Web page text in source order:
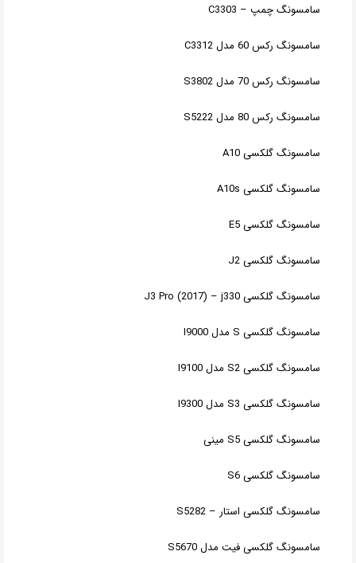
سامسونگ چمپ – C3303
سامسونگ رکس 60 مدل C3312
سامسونگ رکس 70 مدل S3802
سامسونگ رکس 80 مدل S5222
سامسونگ گلکسی A10
سامسونگ گلکسی A10s
سامسونگ گلکسی E5
سامسونگ گلکسی J2
سامسونگ گلکسی J3 Pro (2017) – j330
سامسونگ گلکسی S مدل I9000
سامسونگ گلکسی S2 مدل I9100
سامسونگ گلکسی S3 مدل I9300
سامسونگ گلکسی S5 مینی
سامسونگ گلکسی S6
سامسونگ گلکسی استار – S5282
سامسونگ گلکسی فیت مدل S5670